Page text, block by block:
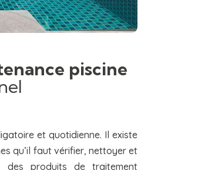
piscine
et quotidienne. Il existe
qu’il faut vérifier, nettoyer et
produits de traitement